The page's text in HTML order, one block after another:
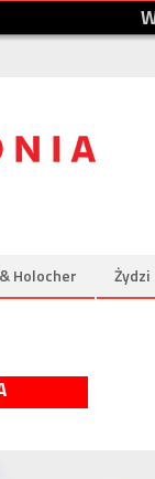
Holocher Żydzi